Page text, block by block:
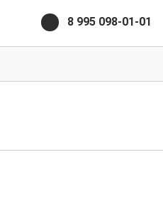
8 995 098-01-01